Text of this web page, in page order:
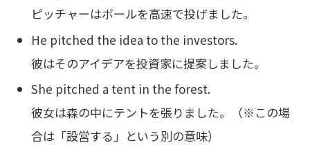
ピッチャーはボールを高速で投げました。
He pitched the idea to the investors.
彼はそのアイデアを投資家に提案しました。
She pitched a tent in the forest.
彼女は森の中にテントを張りました。（※この場
合は「設営する」という別の意味）